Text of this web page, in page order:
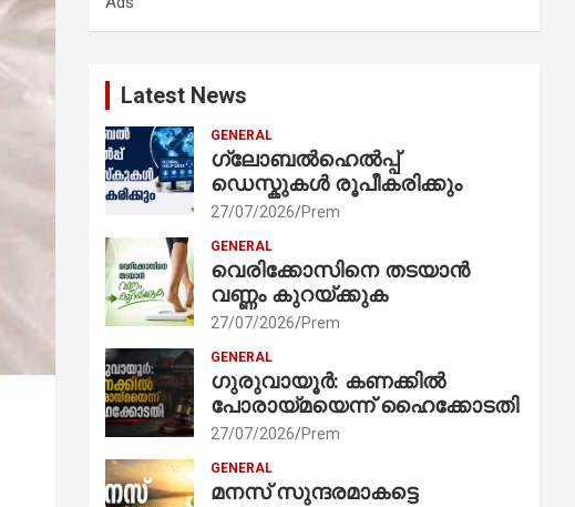
Latest News
GENERAL
ഗ്ലോബൽഹെൽപ്പ്
ഡെസ്കുകൾ രൂപീകരിക്കും
27/07/2026 Prem
GENERAL
വെരിക്കോസിനെ തടയാൻ
വണ്ണം കുറയ്ക്കുക
27/07/2026 Prem
GENERAL
ഗുരുവായൂർ: കണക്കിൽ
പോരായ്മയെന്ന് ഹൈക്കോടതി
27/07/2026 Prem
GENERAL
മനസ് സുന്ദരമാകട്ടെ